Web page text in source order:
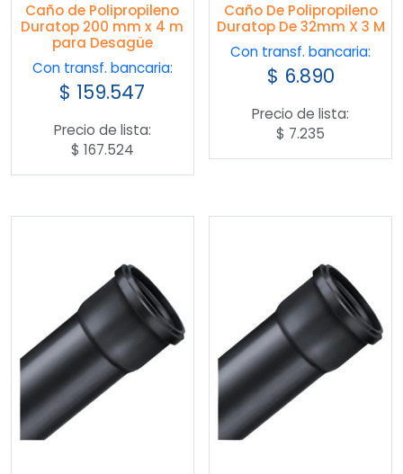
Caño de Polipropileno
Duratop 200 mm x 4 m
para Desagüe
Con transf. bancaria:
$ 159.547
Precio de lista:
$ 167.524
Caño De Polipropileno
Duratop De 32mm X 3 M
Con transf. bancaria:
$ 6.890
Precio de lista:
$ 7.235